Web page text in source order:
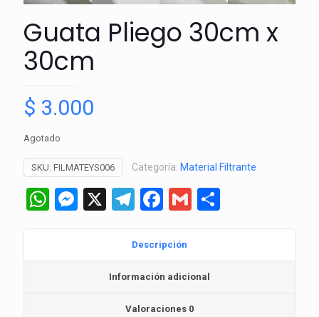
Guata Pliego 30cm x
30cm
$ 3.000
Agotado
SKU: FILMATEYS006 Categoría: Material Filtrante
WhatsApp
Messenger
X Telegram
Facebook
Gmail
Descripción
Información adicional
Valoraciones 0